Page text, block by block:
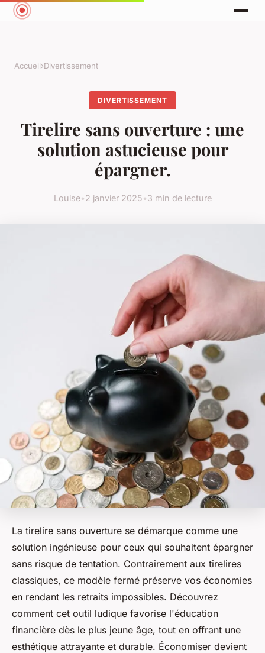
Accueil›Divertissement
DIVERTISSEMENT
Tirelire sans ouverture : une
solution astucieuse pour
épargner.
Louise•2 janvier 2025•3 min de lecture
La tirelire sans ouverture se démarque comme une
solution ingénieuse pour ceux qui souhaitent épargner
sans risque de tentation. Contrairement aux tirelires
classiques, ce modèle fermé préserve vos économies
en rendant les retraits impossibles. Découvrez
comment cet outil ludique favorise l'éducation
financière dès le plus jeune âge, tout en offrant une
esthétique attrayante et durable. Économiser devient